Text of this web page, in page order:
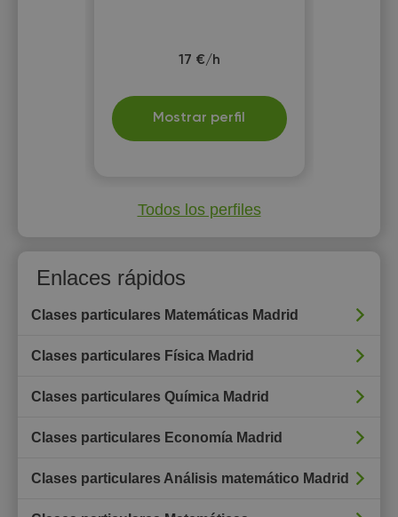
17 €/h
Mostrar perfil
Todos los perfiles
Enlaces rápidos
Clases particulares Matemáticas Madrid
Clases particulares Física Madrid
Clases particulares Química Madrid
Clases particulares Economía Madrid
Clases particulares Análisis matemático Madrid